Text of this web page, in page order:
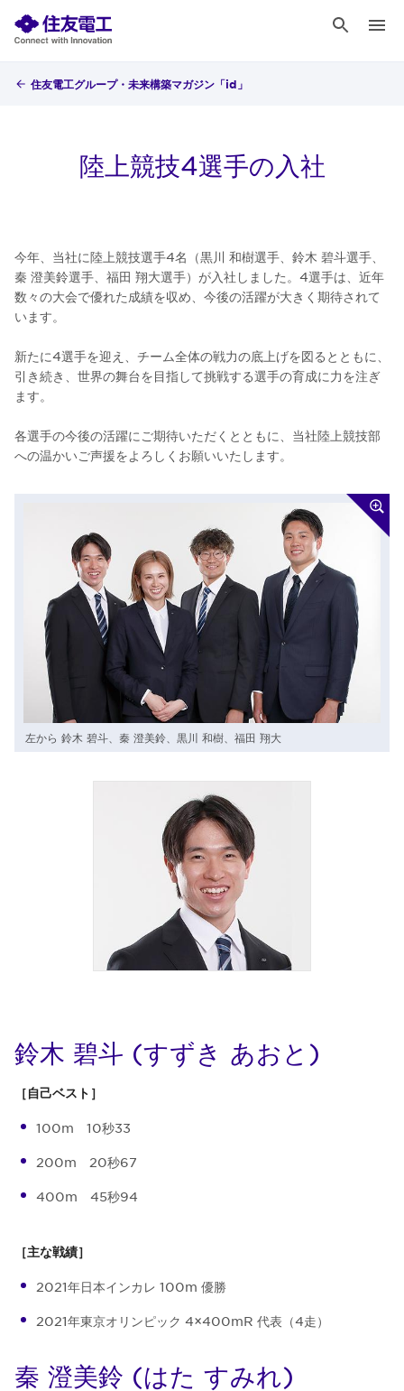
住友電工グループ・未来構築マガジン「id」
陸上競技4選手の入社
今年、当社に陸上競技選手4名（黒川 和樹選手、鈴木 碧斗選手、
秦 澄美鈴選手、福田 翔大選手）が入社しました。4選手は、近年
数々の大会で優れた成績を収め、今後の活躍が大きく期待されて
います。
新たに4選手を迎え、チーム全体の戦力の底上げを図るとともに、
引き続き、世界の舞台を目指して挑戦する選手の育成に力を注ぎ
ます。
各選手の今後の活躍にご期待いただくとともに、当社陸上競技部
への温かいご声援をよろしくお願いいたします。
左から 鈴木 碧斗、秦 澄美鈴、黒川 和樹、福田 翔大
鈴木 碧斗 (すずき あおと)
［自己ベスト］
100m 10秒33
200m 20秒67
400m 45秒94
［主な戦績］
2021年日本インカレ 100m 優勝
2021年東京オリンピック 4×400mR 代表（4走）
秦 澄美鈴 (はた すみれ)